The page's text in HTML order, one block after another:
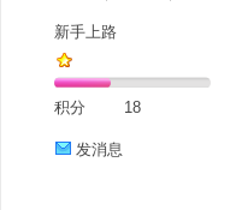
新手上路
积分 18
发消息